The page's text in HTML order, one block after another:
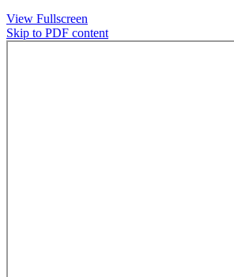
View Fullscreen
Skip to PDF content